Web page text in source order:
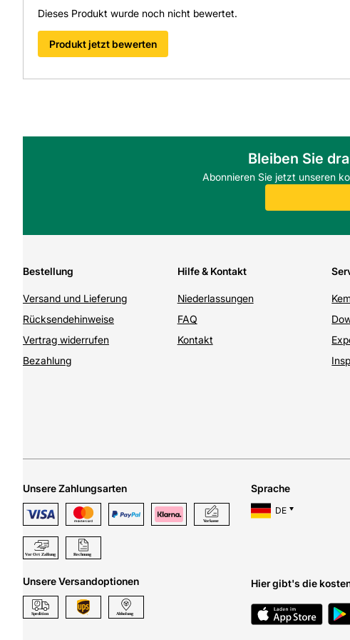
Dieses Produkt wurde noch nicht bewertet.
Produkt jetzt bewerten
Bleiben Sie
Abonnieren Sie jetzt unseren
Bestellung
Versand und Lieferung
Rücksendehinweise
Vertrag widerrufen
Bezahlung
Hilfe & Kontakt
Niederlassungen
FAQ
Kontakt
Unsere Zahlungsarten
Unsere Versandoptionen
Sprache
DE
Hier gibt's die